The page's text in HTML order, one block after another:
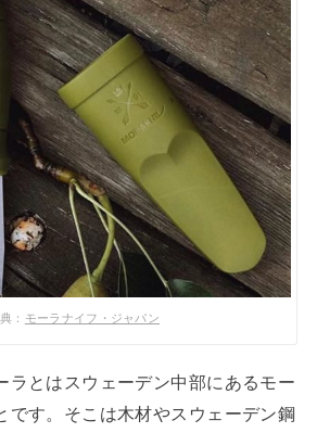
： モーラナイフ・ジャパン
ラとはスウェーデン中部にあるモー
です。そこは木材やスウェーデン鋼